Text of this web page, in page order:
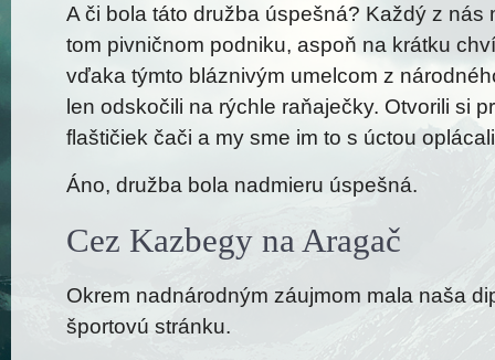
A či bola táto družba úspešná? Každý z nás
tom pivničnom podniku, aspoň na krátku
vďaka týmto bláznivým umelcom z
len odskočili na rýchle raňaječky. Otvorili si
flaštičiek čači a my sme im to s úctou
Áno, družba bola nadmieru úspešná.
Cez Kazbegy na Aragač
Okrem nadnárodným záujmom mala naša
športovú stránku.